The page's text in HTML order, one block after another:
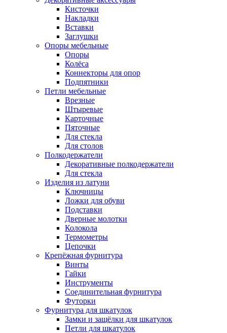
Кисточки
Накладки
Вставки
Заглушки
Опоры мебельные
Опоры
Колёса
Коннекторы для опор
Подпятники
Петли мебельные
Врезные
Штыревые
Карточные
Пяточные
Для стекла
Для столов
Полкодержатели
Декоративные полкодержатели
Для стекла
Изделия из латуни
Ключницы
Ложки для обуви
Подставки
Дверные молотки
Колокола
Термометры
Цепочки
Крепёжная фурнитура
Винты
Гайки
Инструменты
Соединительная фурнитура
Футорки
Фурнитура для шкатулок
Замки и защёлки для шкатулок
Петли для шкатулок